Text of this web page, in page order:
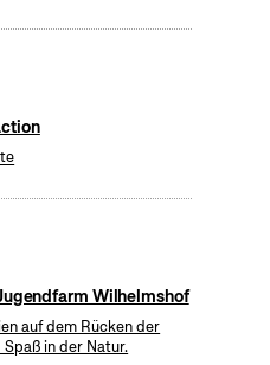
Wilhelmshof
auf dem Rücken der
in der Natur.